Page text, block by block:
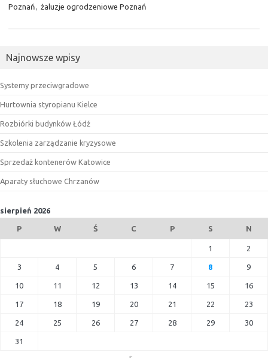
Poznań, żaluzje ogrodzeniowe Poznań
Najnowsze wpisy
Systemy przeciwgradowe
Hurtownia styropianu Kielce
Rozbiórki budynków Łódź
Szkolenia zarządzanie kryzysowe
Sprzedaż kontenerów Katowice
Aparaty słuchowe Chrzanów
sierpień 2026
P W Ś C P S N
1 2
3 4 5 6 7 8 9
10 11 12 13 14 15 16
17 18 19 20 21 22 23
24 25 26 27 28 29 30
31